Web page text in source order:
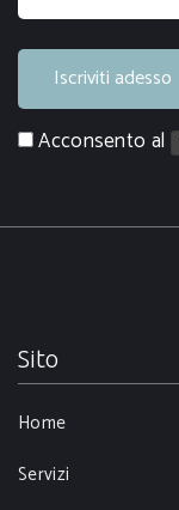
Iscriviti adesso
Acconsento al
Sito
Home
Servizi